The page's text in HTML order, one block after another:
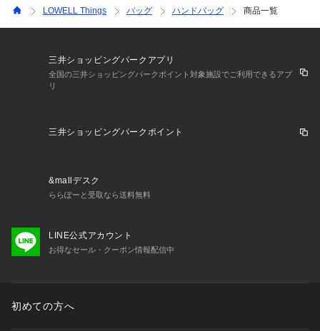
LOWELL Things バッグ ハンドバッグ 商品一覧
三井ショッピングパークアプリ
全国の三井ショッピングパークポイント対象施設でご利用できるアプ
リ
三井ショッピングパークポイント
&mallデスク
ららぽーと受取なら送料無料
LINE公式アカウント
お得なセール・クーポン情報配信中
初めての方へ